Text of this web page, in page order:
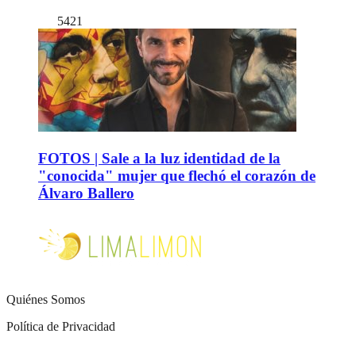
5421
FOTOS | Sale a la luz identidad de la
"conocida" mujer que flechó el corazón de
Álvaro Ballero
Quiénes Somos
Política de Privacidad